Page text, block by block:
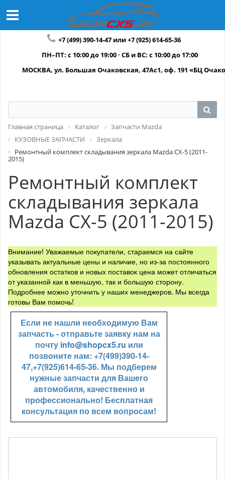
+7 (499) 390-14-47 или +7 (925) 614-65-36
ПН–ПТ: с 10:00 до 19:00 · СБ и ВС: с 10:00 до 17:00
МОСКВА, ул. Большая Очаковская, 47Ас1, оф. 191 «БЦ
Главная страница Каталог
Запчасти Mazda
КУЗОВНЫЕ ЗАПЧАСТИ
Зеркала
Ремонтный комплект складывания зеркала Mazda СХ-5 (2011-
2015)
Ремонтный комплект
складывания зеркала
Mazda СХ-5 (2011-2015)
Внимание! Уважаемые покупатели, стараемся на сайте
указывать актуальные цены и наличие, но из-за постоянного
обновления остатков и новых поставок цена может отличаться
от указанной как в меньшую, так и большую сторону.
Подробнее можно уточнить у наших менеджеров. Мы всегда
готовы Вам помочь!
Если не нашли необходимую Вам
запчасть - отправьте заявку нам на
почту info@shopcx5.ru или
позвоните нам: +7(499)390-14-
47,+7(925)614-65-36. Мы подберем
нужные запчасти для Вашего
автомобиля, качественно и
профессионально! Бесплатная
консультация по всем вопросам!